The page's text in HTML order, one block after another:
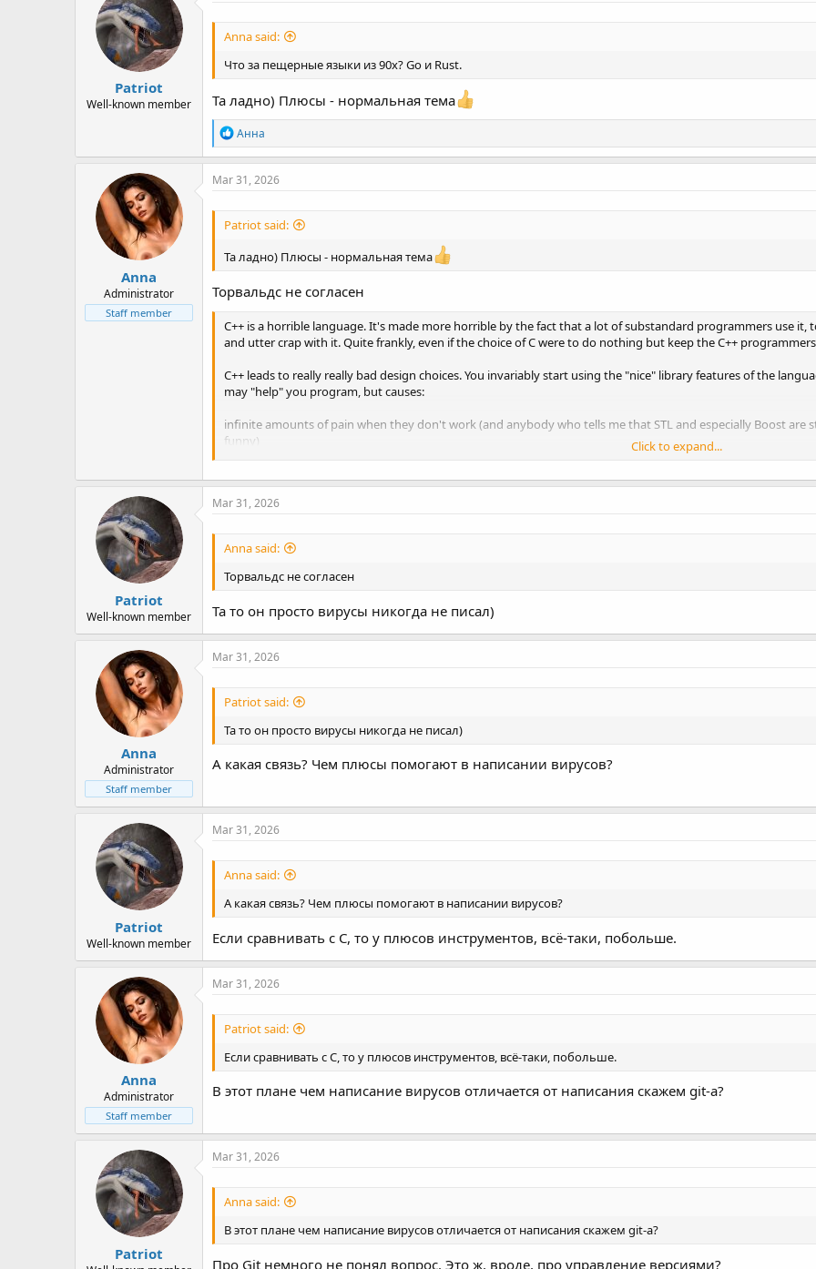
n
s
Patriot
Well-known member
Anna said:
Что за пещерные языки из 90х? Go и Rust.
Та ладно) Плюсы - нормальная тема
R
e
a
c
o
n
Анна
Anna
Administrator
Staff member
Mar 31, 2026
Patriot said:
Та ладно) Плюсы - нормальная тема
Торвальдс не согласен
C++ is a horrible language. It's made more horrible by the fact that a lot of substandard programmers use
and utter crap with it. Quite frankly, even if the choice of C were to do nothing but keep the C++
C++ leads to really really bad design choices. You invariably start using the "nice" library features of the
may "help" you program, but causes:
infinite amounts of pain when they don't work (and anybody who tells me that STL and especially Boost are
funny)
all the nice object models around it, and you cannot fix it without rewriting your app.
Click to expand...
Patriot
Well-known member
Mar 31, 2026
Anna said:
Торвальдс не согласен
Та то он просто вирусы никогда не писал)
Anna
Administrator
Staff member
Mar 31, 2026
Patriot said:
Та то он просто вирусы никогда не писал)
А какая связь? Чем плюсы помогают в написании вирусов?
Patriot
Well-known member
Mar 31, 2026
Anna said:
А какая связь? Чем плюсы помогают в написании вирусов?
Если сравнивать с C, то у плюсов инструментов, всё-таки, побольше.
Anna
Administrator
Staff member
Mar 31, 2026
Patriot said:
Если сравнивать с C, то у плюсов инструментов, всё-таки, побольше.
В этот плане чем написание вирусов отличается от написания скажем git-а?
Patriot
Mar 31, 2026
Anna said:
В этот плане чем написание вирусов отличается от написания скажем git-а?
Про Git немного не понял вопрос. Это ж, вроде, про управление версиями?